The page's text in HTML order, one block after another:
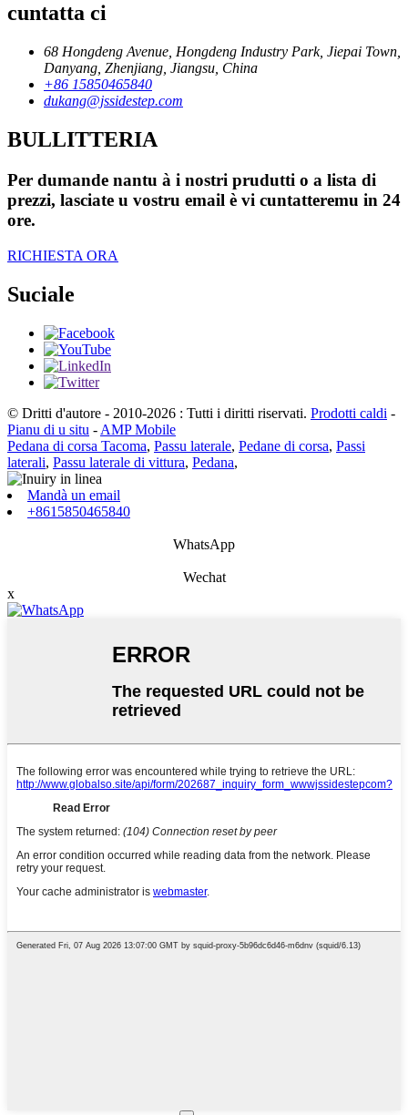
cuntatta ci
68 Hongdeng Avenue, Hongdeng Industry Park, Jiepai Town,
Danyang, Zhenjiang, Jiangsu, China
+86 15850465840
dukang@jssidestep.com
BULLITTERIA
Per dumande nantu à i nostri prudutti o a lista di
prezzi, lasciate u vostru email è vi cuntatteremu in 24
ore.
RICHIESTA ORA
Suciale
© Dritti d'autore - 2010-2026 : Tutti i diritti riservati. Prodotti caldi -
Pianu di u situ - AMP Mobile
Pedana di corsa Tacoma, Passu laterale, Pedane di corsa, Passi
laterali, Passu laterale di vittura, Pedana,
Mandà un email
+8615850465840
WhatsApp
Wechat
x